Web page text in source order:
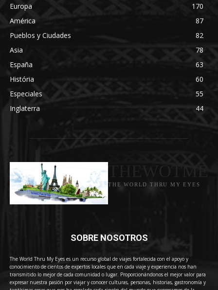
Europa
170
América
87
Pueblos y Ciudades
82
Asia
78
España
63
História
60
Especiales
55
Inglaterra
44
THE WORLD THRU MY EYES
SOBRE NOSOTROS
The World Thru My Eyes es un recurso global de viajes fortalecida con el apoyo y
conocimiento de cientos de expertos locales que en cada viaje y experiencia nos han
transmitido lo mejor de cada comunidad o lugar. Proporcionándonos el mejor valor para
expresar nuestra pasión por viajar y conocer culturas, personas, historias, gastronomía y